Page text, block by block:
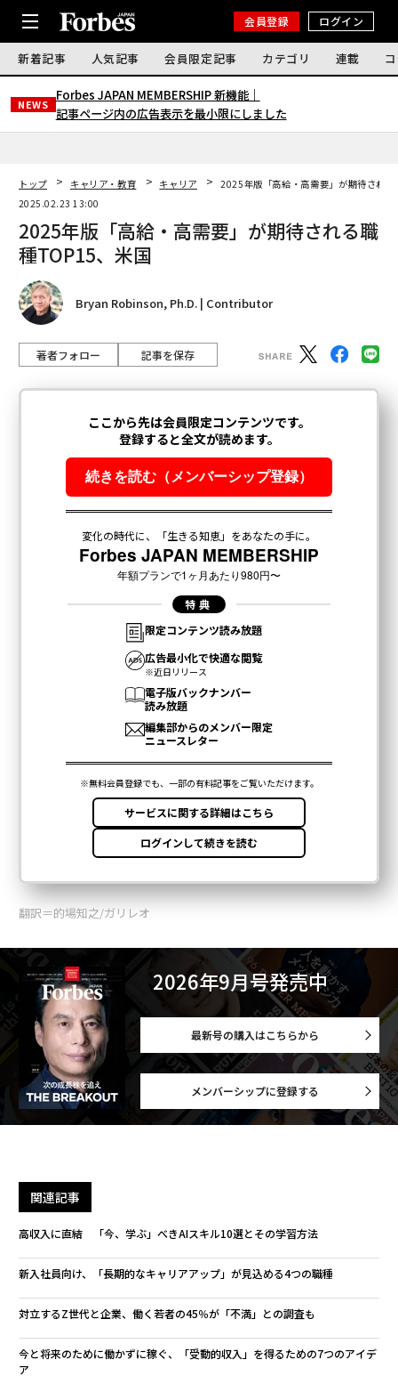
会員登録 ログイン
新着記事 人気記事 会員限定記事 カテゴリ 連載
NEWS
Forbes JAPAN MEMBERSHIP 新機能｜
記事ページ内の広告表示を最小限にしました
トップ キャリア・教育 キャリア
2025年版「高給・高需要」が期待され
2025.02.23 13:00
2025年版「高給・高需要」が期待される職
種TOP15、米国
Bryan Robinson, Ph.D. | Contributor
著者フォロー 記事を保存
翻訳＝的場知之/ガリレオ
2026年9月号発売中
最新号の購入はこちらから
メンバーシップに登録する
関連記事
高収入に直結 「今、学ぶ」べきAIスキル10選とその学習方法
新入社員向け、「長期的なキャリアアップ」が見込める4つの職種
対立するZ世代と企業、働く若者の45％が「不満」との調査も
今と将来のために働かずに稼ぐ、「受動的収入」を得るための7つのアイデ
ア